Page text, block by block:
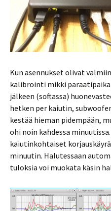
Kun asennukset olivat
kalibrointi mikki
jälkeen (softassa)
hetken per kaiutin,
kestää hieman pidempään,
ohi noin kahdessa
kaiutinkohtaiset
minuutin. Halutessaan
tuloksia voi muokata käsin